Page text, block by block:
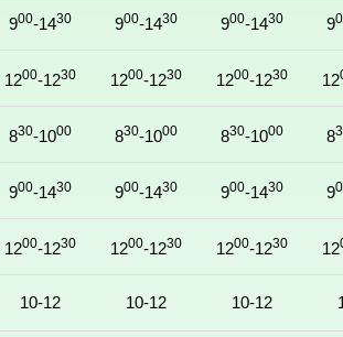
900-1430 900-1430 900-1430 9
1200-1230 1200-1230 1200-1230 12
830-1000 830-1000 830-1000 8
900-1430 900-1430 900-1430 9
1200-1230 1200-1230 1200-1230 12
10-12 10-12 10-12